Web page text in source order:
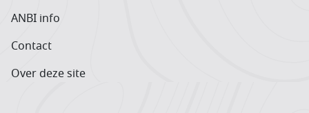
ANBI info
Contact
Over deze site